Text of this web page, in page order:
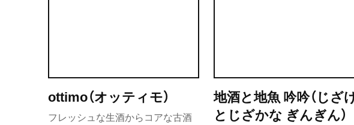
ottimo（オッティモ）
フレッシュな生酒からコアな古酒
地酒と地魚 吟吟（じざ
とじざかな ぎんぎん）